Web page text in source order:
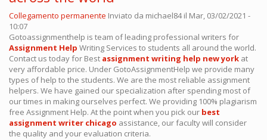
Collegamento permanente Inviato da michael84il Mar, 03/02/2021 -
10:07
Gotoassignmenthelp is team of leading professional writers for
Assignment Help Writing Services to students all around the world.
Contact us today for Best assignment writing help new york at
very affordable price. Under GotoAssignmentHelp we provide many
types of help to the students. We are the most reliable assignment
helpers. We have gained our specialization after spending most of
our times in making ourselves perfect. We providing 100% plagiarism
free Assignment Help. At the point when you pick our best
assignment writer chicago assistance, our faculty will consider
the quality and your evaluation criteria.